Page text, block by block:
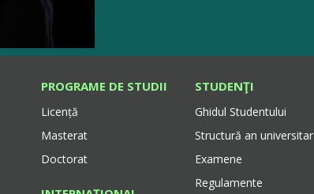
PROGRAME DE STUDII
Licență
Masterat
Doctorat
STUDENŢI
Ghidul Studentului
Structură an universitar
Examene
Regulamente